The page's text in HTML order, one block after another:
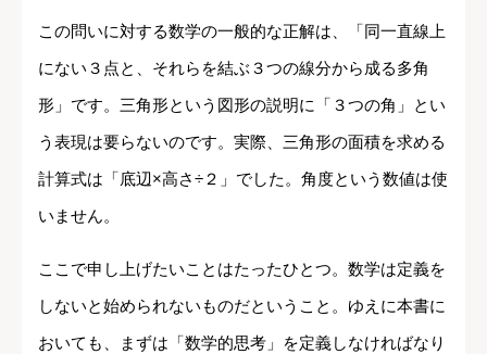
この問いに対する数学の一般的な正解は、「同一直線上
にない３点と、それらを結ぶ３つの線分から成る多角
形」です。三角形という図形の説明に「３つの角」とい
う表現は要らないのです。実際、三角形の面積を求める
計算式は「底辺×高さ÷２」でした。角度という数値は使
いません。
ここで申し上げたいことはたったひとつ。数学は定義を
しないと始められないものだということ。ゆえに本書に
おいても、まずは「数学的思考」を定義しなければなり